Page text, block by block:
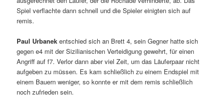
Spiel verflachte dann schnell und die Spieler einigten sich auf
remis.
Paul Urbanek entschied sich an Brett 4, sein Gegner hatte sich
gegen e4 mit der Sizilianischen Verteidigung gewehrt, für einen
Angriff auf f7. Verlor dann aber viel Zeit, um das Läuferpaar nicht
aufgeben zu müssen. Es kam schließlich zu einem Endspiel mit
einem Bauern weniger, so konnte er mit dem remis schließlich
noch zufrieden sein.